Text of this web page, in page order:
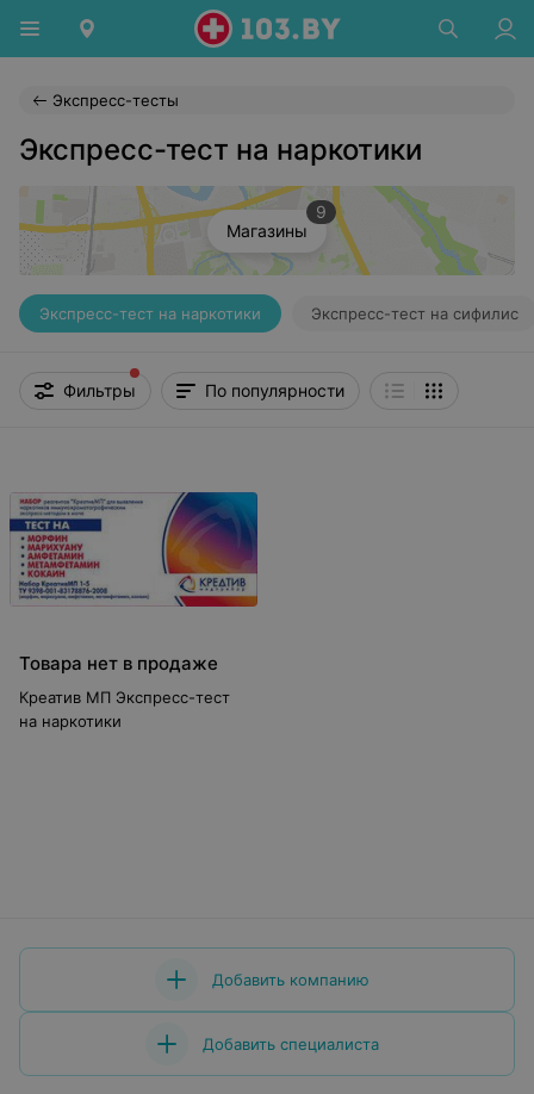
Экспресс-тесты
Экспресс-тест на наркотики
Магазины
9
Экспресс-тест на наркотики Экспресс-тест на сифилис
Фильтры По популярности
Товара нет в продаже
Креатив МП Экспресс-тест
на наркотики
Добавить компанию
Добавить специалиста